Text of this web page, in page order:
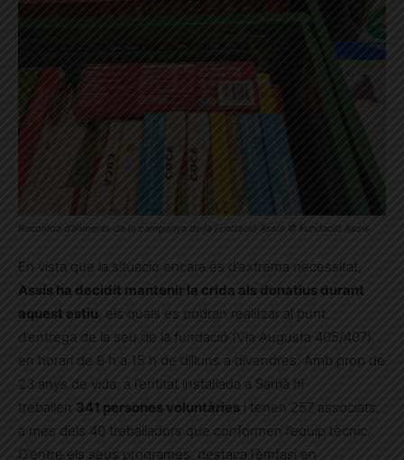
Recollida d’aliments de la campanya de la Fundació Assís © Fundació Assís
En vista que la situació encara és d’extrema necessitat,
Assís ha decidit mantenir la crida als donatius durant
aquest estiu , els quals es podran realitzar al punt
d’entrega de la seu de la fundació (Via Augusta 405/407),
en horari de 8 h a 15 h de dilluns a divendres. Amb prop de
23 anys de vida, a l’entitat instal·lada a Sarrià hi
treballen 341 persones voluntàries i tenen 257 associats,
a més dels 40 treballadors que conformen l’equip tècnic.
D’entre els seus programes, destaca l’èmfasi en